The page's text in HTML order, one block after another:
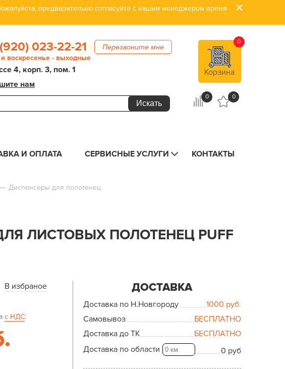
предварительно согласуйте с нашим менеджером время
023-22-21 Перезвоните мне
воскресенье - выходные
4, корп. 3, пом. 1
нам
Корзина
0
0 0
И ОПЛАТА СЕРВИСНЫЕ УСЛУГИ КОНТАКТЫ
Диспенсеры для полотенец
ЛИСТОВЫХ ПОЛОТЕНЕЦ PUFF
В избраное
с НДС:
ДОСТАВКА
Доставка по Н.Новгороду 1000 руб.
Самовывоз
БЕСПЛАТНО
Доставка до ТК
БЕСПЛАТНО
Доставка по области
0 руб